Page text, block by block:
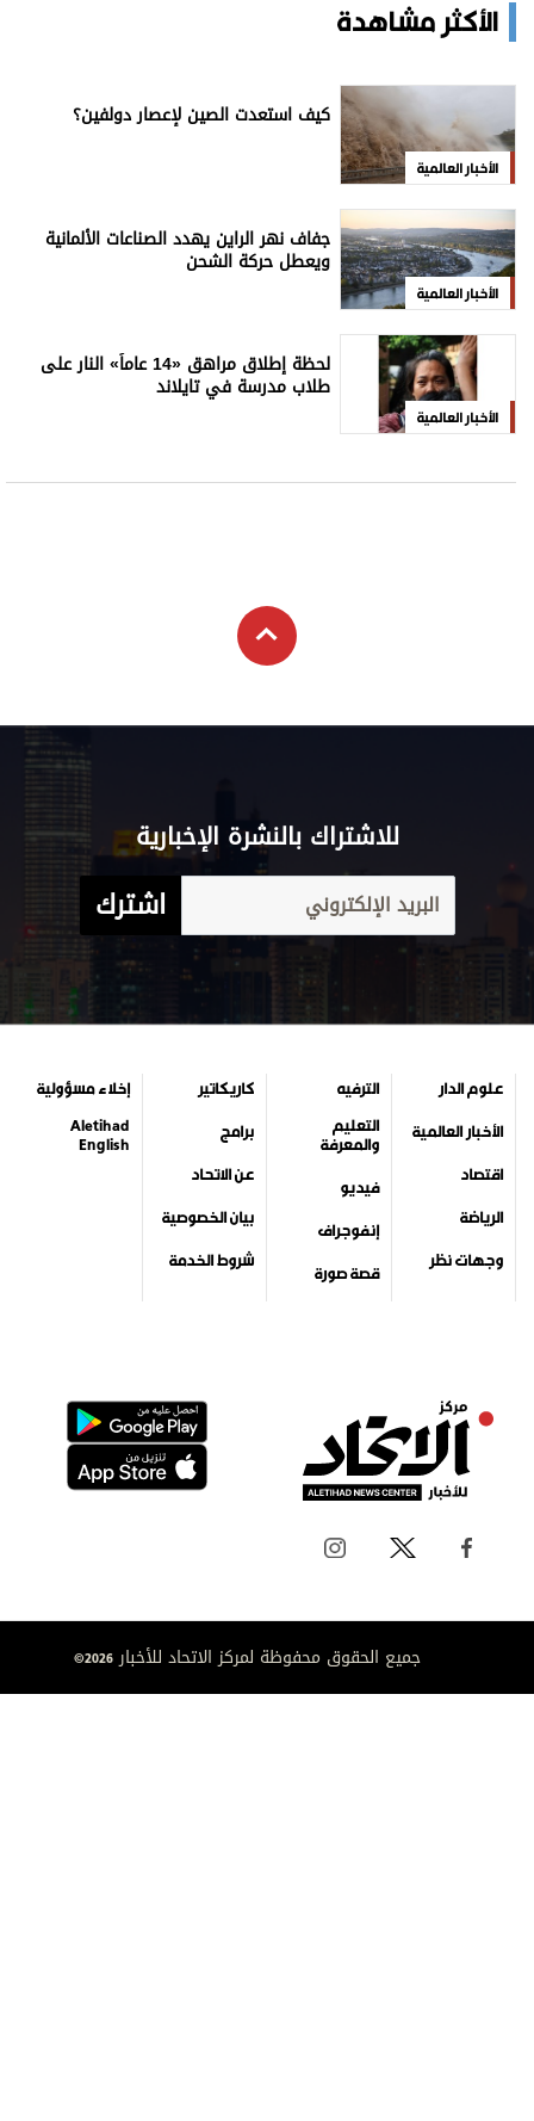
الأكثر مشاهدة
الأخبار العالمية
كيف استعدت الصين لإعصار دولفين؟
الأخبار العالمية
جفاف نهر الراين يهدد الصناعات الألمانية
ويعطل حركة الشحن
الأخبار العالمية
لحظة إطلاق مراهق «14 عاماً» النار على
طلاب مدرسة في تايلاند
للاشتراك بالنشرة الإخبارية
اشترك
علوم الدار
الأخبار العالمية
اقتصاد
الرياضة
وجهات نظر
الترفيه
التعليم
والمعرفة
فيديو
إنفوجراف
قصة صورة
كاريكاتير
برامج
عن الاتحاد
بيان الخصوصية
شروط الخدمة
إخلاء مسؤولية
Aletihad
English
جميع الحقوق محفوظة لمركز الاتحاد للأخبار 2026©